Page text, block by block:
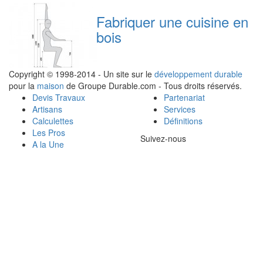
Fabriquer une cuisine en
bois
Copyright © 1998-2014 - Un site sur le développement durable
pour la maison de Groupe Durable.com - Tous droits réservés.
Devis Travaux
Artisans
Calculettes
Les Pros
A la Une
Partenariat
Services
Définitions
Suivez-nous